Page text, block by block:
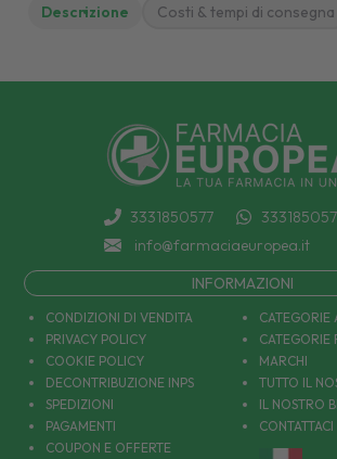
Descrizione Costi & tempi di consegna
3331850577
info@farmaciaeuropea.it
INFORMAZIONI
CONDIZIONI DI VENDITA
PRIVACY POLICY
COOKIE POLICY
DECONTRIBUZIONE INPS
SPEDIZIONI
PAGAMENTI
COUPON E OFFERTE
CATEGORIE
CATEGORIE
MARCHI
TUTTO IL
IL NOSTRO
CONTATTACI